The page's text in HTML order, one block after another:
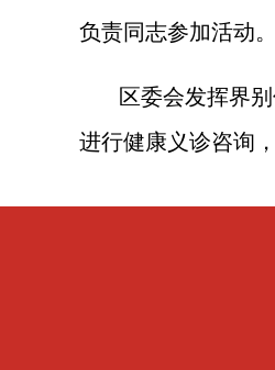
负责同志参加活动。
区委会发挥界
进行健康义诊咨询